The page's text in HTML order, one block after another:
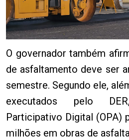
O governador também
de asfaltamento deve ser
semestre. Segundo ele,
executados pelo
Participativo Digital (OPA)
milhões em obras de